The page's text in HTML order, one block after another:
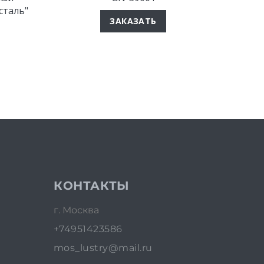
ЗАКАЗАТЬ
КОНТАКТЫ
г. Москва
+74951423586
mos_lustry@mail.ru